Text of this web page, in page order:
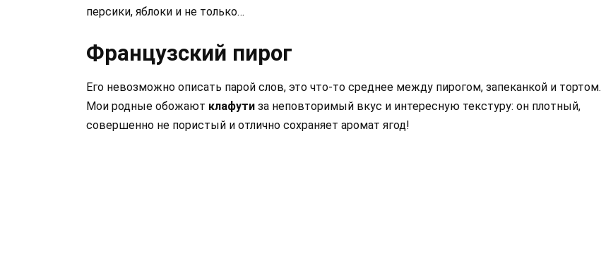
персики, яблоки и не только…
Французский пирог
Его невозможно описать парой слов, это что-то среднее между пирогом, запеканкой и тортом.
Мои родные обожают клафути за неповторимый вкус и интересную текстуру: он плотный,
совершенно не пористый и отлично сохраняет аромат ягод!